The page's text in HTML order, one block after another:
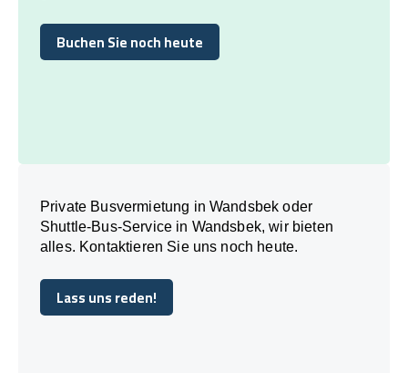
Buchen Sie noch heute
Buchen Sie noch heute
Private Busvermietung in Wandsbek oder
Shuttle-Bus-Service in Wandsbek, wir bieten
alles. Kontaktieren Sie uns noch heute.
Lass uns reden!
Lass uns reden!